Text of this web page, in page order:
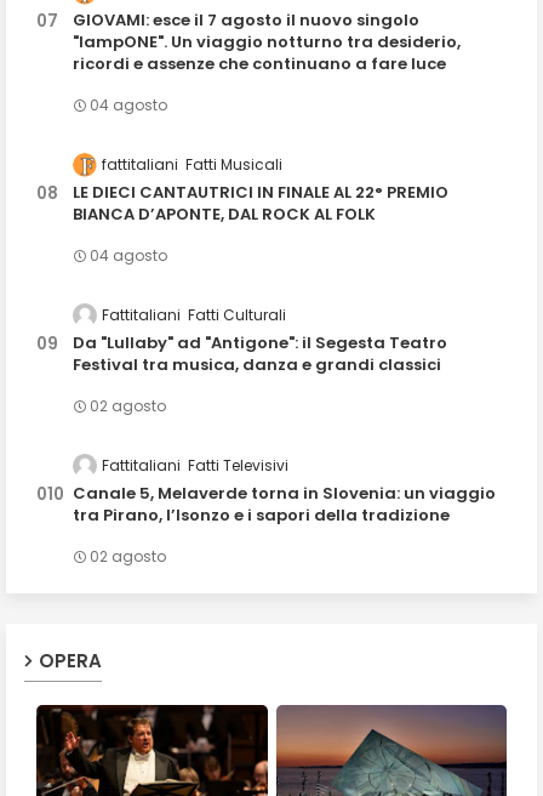
GIOVAMI: esce il 7 agosto il nuovo singolo
"lampONE". Un viaggio notturno tra desiderio,
ricordi e assenze che continuano a fare luce
04 agosto
fattitaliani Fatti Musicali
LE DIECI CANTAUTRICI IN FINALE AL 22° PREMIO
BIANCA D’APONTE, DAL ROCK AL FOLK
04 agosto
Fattitaliani Fatti Culturali
Da "Lullaby" ad "Antigone": il Segesta Teatro
Festival tra musica, danza e grandi classici
02 agosto
Fattitaliani Fatti Televisivi
Canale 5, Melaverde torna in Slovenia: un viaggio
tra Pirano, l’Isonzo e i sapori della tradizione
02 agosto
OPERA